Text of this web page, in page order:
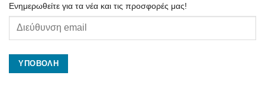
Ενημερωθείτε για τα νέα και τις προσφορές μας!